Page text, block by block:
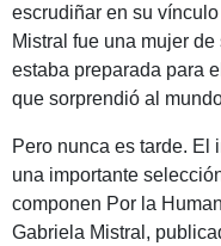
escrudiñar en su
Mistral fue una mujer
estaba preparada para
que sorprendió al
Pero nunca es tarde.
una importante
componen Por la
Gabriela Mistral,